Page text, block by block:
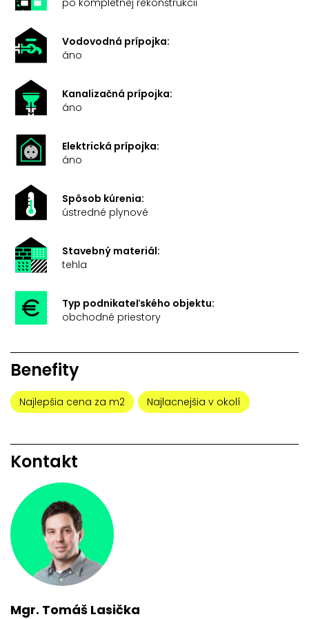
Vodovodná prípojka:
áno
Kanalizačná prípojka:
áno
Elektrická prípojka:
áno
Spôsob kúrenia:
ústredné plynové
Stavebný materiál:
tehla
Typ podnikateľského objektu:
obchodné priestory
Benefity
Najlepšia cena za m2 Najlacnejšia v okolí
Kontakt
Mgr. Tomáš Lasička